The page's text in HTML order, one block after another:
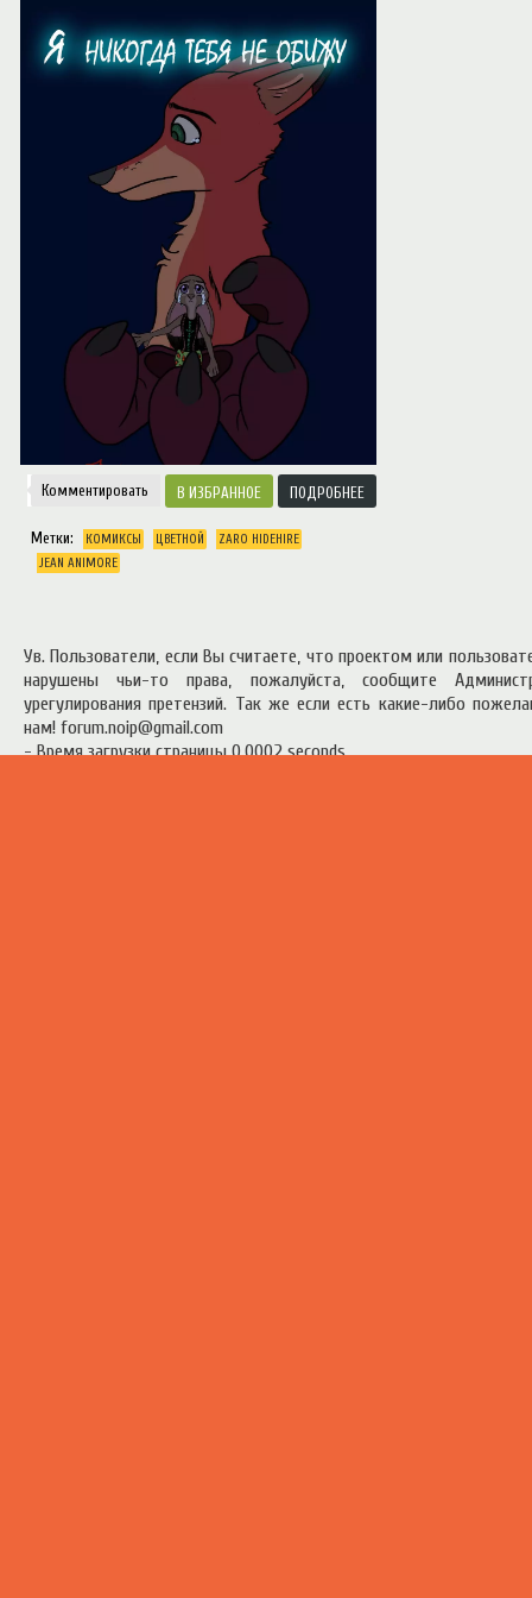
Notice: Trying to access array offset on value of type null in
Творчество
Комментировать ИЗБРАННОЕ ПОДРОБНЕЕ
Метки: КОМИКСЫ ЦВЕТНОЙ
ZARO HIDEHIRE
JEAN ANIMORE
Ув. Пользователи, если Вы считаете, что проектом или
нарушены чьи-то права, пожалуйста, сообщите
урегулирования претензий. Так же если есть какие-либо
нам! forum.noip@gmail.com
- Время загрузки страницы 0.0002 seconds